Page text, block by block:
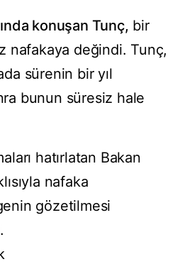
konuşan Tunç, bir
nafakaya değindi. Tunç,
sürenin bir yıl
bunun süresiz hale
hatırlatan Bakan
nafaka
gözetilmesi